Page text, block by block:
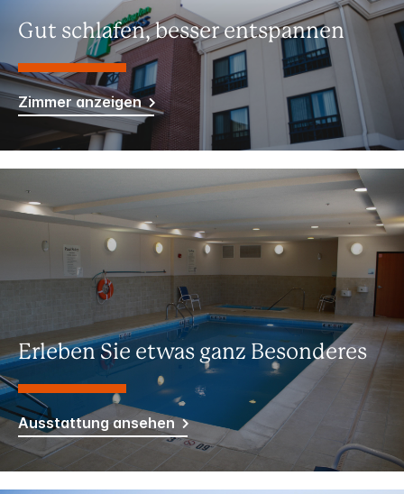
Gut schlafen, besser entspannen
Zimmer anzeigen
Erleben Sie etwas ganz Besonderes
Ausstattung ansehen